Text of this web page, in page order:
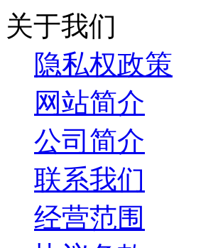
关于我们
隐私权政策
网站简介
公司简介
联系我们
经营范围